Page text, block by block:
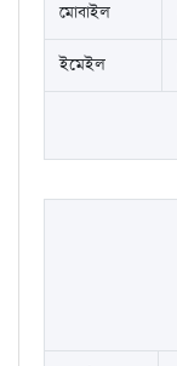
মোবাইল
ইমেইল